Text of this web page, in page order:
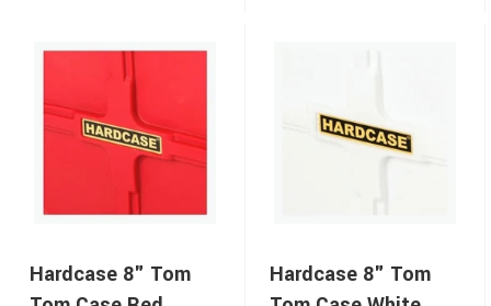
Hardcase 8" Tom
Hardcase 8" Tom